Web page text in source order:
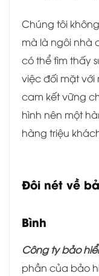
Chúng tôi
mà là ngôi nhà
có thể tìm thấy
việc đối mặt với
cam kết vững
hình nên một
hàng triệu
Đôi nét về
Bình
Công ty bảo
phần của bảo